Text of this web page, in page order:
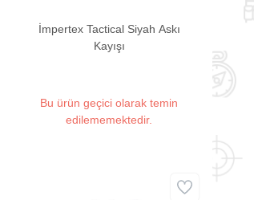
İmpertex Tactical Siyah Askı
Kayışı
Bu ürün geçici olarak temin
edilememektedir.